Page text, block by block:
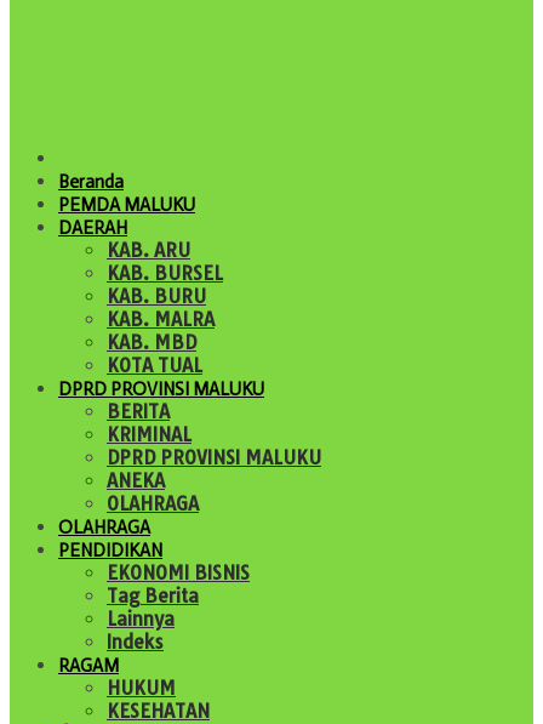
Beranda
PEMDA MALUKU
DAERAH
KAB. ARU
KAB. BURSEL
KAB. BURU
KAB. MALRA
KAB. MBD
KOTA TUAL
DPRD PROVINSI MALUKU
BERITA
KRIMINAL
DPRD PROVINSI MALUKU
ANEKA
OLAHRAGA
OLAHRAGA
PENDIDIKAN
EKONOMI BISNIS
Tag Berita
Lainnya
Indeks
RAGAM
HUKUM
KESEHATAN